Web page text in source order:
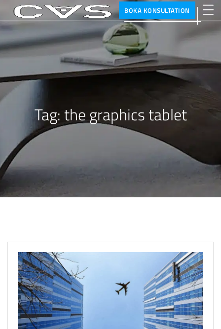
BOKA KONSULTATION
Tag:the graphics tablet